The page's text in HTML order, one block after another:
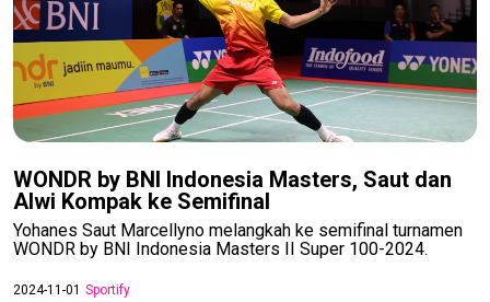
WONDR by BNI Indonesia Masters, Saut dan
Alwi Kompak ke Semifinal
Yohanes Saut Marcellyno melangkah ke semifinal turnamen
WONDR by BNI Indonesia Masters II Super 100-2024.
2024-11-01 Sportify